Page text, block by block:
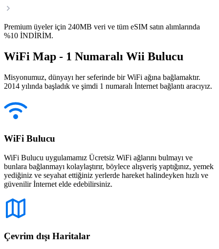
Premium üyeler için 240MB veri ve tüm eSIM satın alımlarında
%10 İNDİRİM.
WiFi Map - 1 Numaralı Wii Bulucu
Misyonumuz, dünyayı her seferinde bir WiFi ağına bağlamaktır.
2014 yılında başladık ve şimdi 1 numaralı İnternet bağlantı aracıyız.
WiFi Bulucu
WiFi Bulucu uygulamamız Ücretsiz WiFi ağlarını bulmayı ve
bunlara bağlanmayı kolaylaştırır, böylece alışveriş yaptığınız, yemek
yediğiniz ve seyahat ettiğiniz yerlerde hareket halindeyken hızlı ve
güvenilir İnternet elde edebilirsiniz.
Çevrim dışı Haritalar